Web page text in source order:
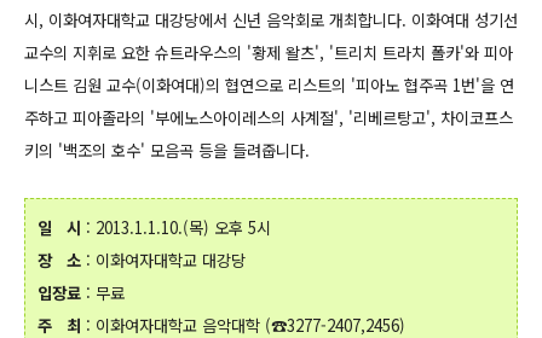
시, 이화여자대학교 대강당에서 신년 음악회로 개최합니다. 이화여대 성기선
교수의 지휘로 요한 슈트라우스의 '황제 왈츠', '트리치 트라치 폴카'와 피아
니스트 김원 교수(이화여대)의 협연으로 리스트의 '피아노 협주곡 1번'을 연
주하고 피아졸라의 '부에노스아이레스의 사계절', '리베르탕고', 차이코프스
키의 '백조의 호수' 모음곡 등을 들려줍니다.
일 시 : 2013.1.1.10.(목) 오후 5시
장 소 : 이화여자대학교 대강당
입장료 : 무료
주 최 : 이화여자대학교 음악대학 (☎3277-2407,2456)